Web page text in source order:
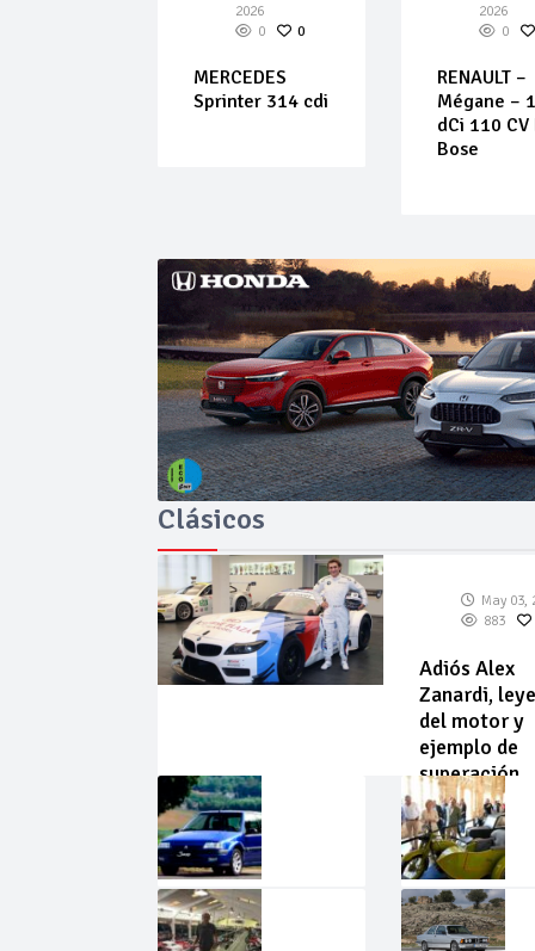
2026
0
0
MERCEDES
Sprinter 314 cdi
2026
0
RENAULT –
Mégane –
dCi 110 CV
Bose
Clásicos
May 03,
883
Adiós Alex
Zanardi,
del motor y
ejemplo de
superación
May
Abr